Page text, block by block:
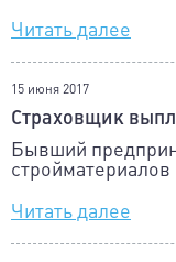
Читать далее
15 июня 2017
Страховщик
Бывший
Читать далее